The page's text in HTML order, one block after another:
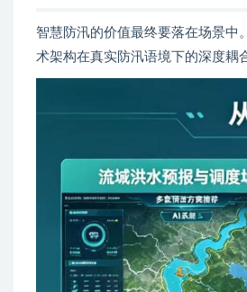
智慧防汛的价值最终要落在场景中
术架构在真实防汛语境下的深度耦